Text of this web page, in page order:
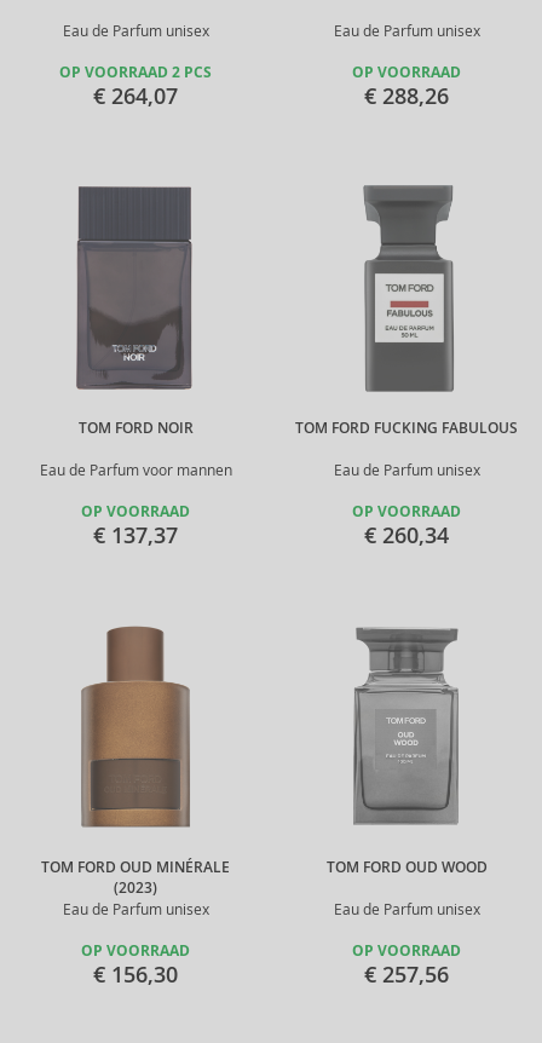
Eau de Parfum unisex
OP VOORRAAD 2 PCS
€ 264,07
Eau de Parfum unisex
OP VOORRAAD
€ 288,26
TOM FORD NOIR
Eau de Parfum voor mannen
OP VOORRAAD
€ 137,37
TOM FORD FUCKING FABULOUS
Eau de Parfum unisex
OP VOORRAAD
€ 260,34
TOM FORD OUD MINÉRALE
(2023)
Eau de Parfum unisex
OP VOORRAAD
€ 156,30
TOM FORD OUD WOOD
Eau de Parfum unisex
OP VOORRAAD
€ 257,56